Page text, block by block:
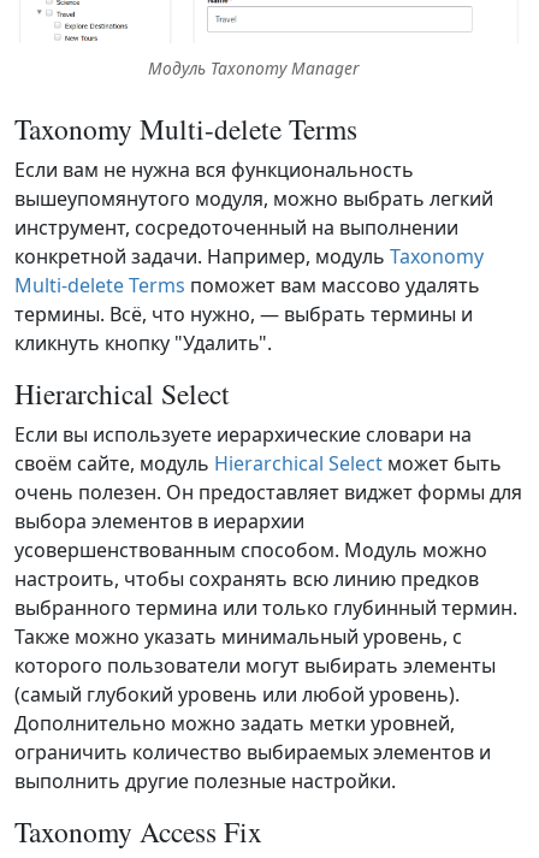
Модуль Taxonomy Manager
Taxonomy Multi-delete Terms
Если вам не нужна вся функциональность
вышеупомянутого модуля, можно выбрать легкий
инструмент, сосредоточенный на выполнении
конкретной задачи. Например, модуль Taxonomy
Multi-delete Terms поможет вам массово удалять
термины. Всё, что нужно, — выбрать термины и
кликнуть кнопку "Удалить".
Hierarchical Select
Если вы используете иерархические словари на
своём сайте, модуль Hierarchical Select может быть
очень полезен. Он предоставляет виджет формы для
выбора элементов в иерархии
усовершенствованным способом. Модуль можно
настроить, чтобы сохранять всю линию предков
выбранного термина или только глубинный термин.
Также можно указать минимальный уровень, с
которого пользователи могут выбирать элементы
(самый глубокий уровень или любой уровень).
Дополнительно можно задать метки уровней,
ограничить количество выбираемых элементов и
выполнить другие полезные настройки.
Taxonomy Access Fix